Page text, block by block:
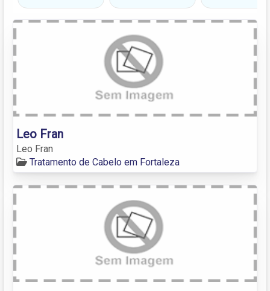
Leo Fran
Leo Fran
Tratamento de Cabelo em Fortaleza